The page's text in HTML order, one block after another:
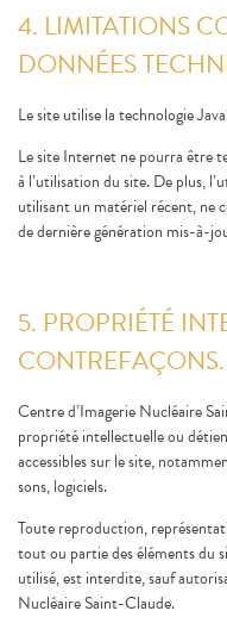
4. LIMITATIONS
DONNÉES
Le site utilise la technologie
Le site Internet ne pourra être
à l’utilisation du site. De plus,
utilisant un matériel récent, ne
de dernière génération mis-à-
5. PROPRIÉTÉ
CONTREFAÇONS.
Centre d’Imagerie Nucléaire
propriété intellectuelle ou
accessibles sur le site,
sons, logiciels.
Toute reproduction,
tout ou partie des éléments du
utilisé, est interdite, sauf
Nucléaire Saint-Claude.